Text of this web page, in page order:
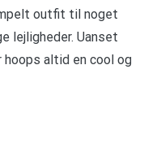
outfit til noget
lejligheder. Uanset
altid en cool og